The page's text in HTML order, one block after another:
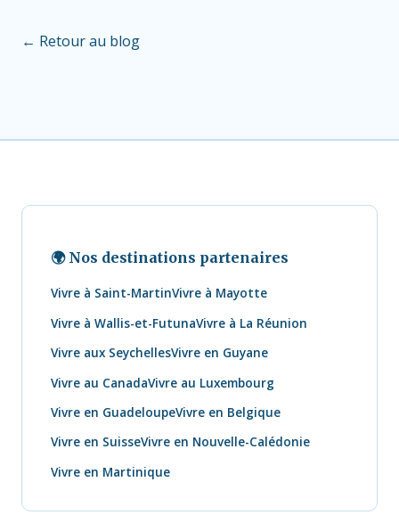
← Retour au blog
🌍 Nos destinations partenaires
Vivre à Saint-MartinVivre à Mayotte
Vivre à Wallis-et-FutunaVivre à La Réunion
Vivre aux SeychellesVivre en Guyane
Vivre au CanadaVivre au Luxembourg
Vivre en GuadeloupeVivre en Belgique
Vivre en SuisseVivre en Nouvelle-Calédonie
Vivre en Martinique